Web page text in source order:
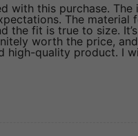
with this purchase.
The
the fit is true to size.
worth the price,
high-quality product. I